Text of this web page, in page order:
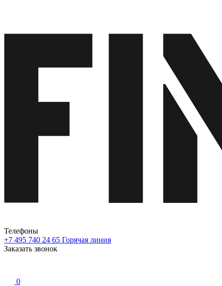
Телефоны
+7 495 740 24 65 Горячая линия
Заказать звонок
0